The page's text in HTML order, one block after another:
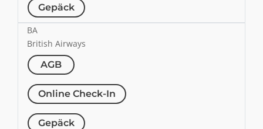
Gepäck
BA
British Airways
AGB
Online Check-In
Gepäck